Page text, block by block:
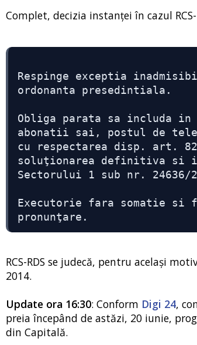
Complet, decizia instanței în cazul
Respinge exceptia
ordonanta presedintiala.
Obliga parata sa includa
abonatii sai, postul de
cu respectarea disp. art.
soluţionarea definitiva si
Sectorului 1 sub nr. 24636/
Executorie fara somatie si
pronunţare.
RCS-RDS se judecă, pentru același
2014.
Update ora 16:30: Conform Digi 24,
preia începând de astăzi, 20 iunie,
din Capitală.